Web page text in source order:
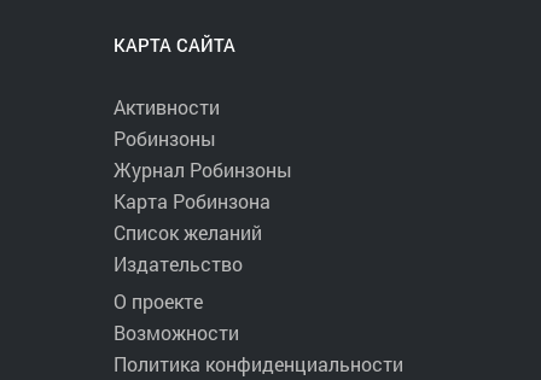
КАРТА САЙТА
Активности
Робинзоны
Журнал Робинзоны
Карта Робинзона
Список желаний
Издательство
О проекте
Возможности
Политика конфиденциальности